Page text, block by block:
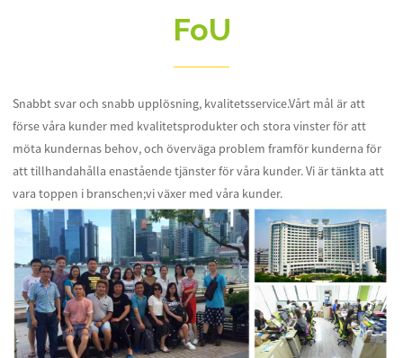
FoU
Snabbt svar och snabb upplösning, kvalitetsservice.Vårt mål är att
förse våra kunder med kvalitetsprodukter och stora vinster för att
möta kundernas behov, och överväga problem framför kunderna för
att tillhandahålla enastående tjänster för våra kunder. Vi är tänkta att
vara toppen i branschen;vi växer med våra kunder.